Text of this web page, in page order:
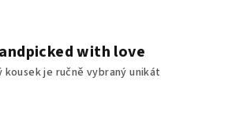
with love
kousek je ručně vybraný unikát